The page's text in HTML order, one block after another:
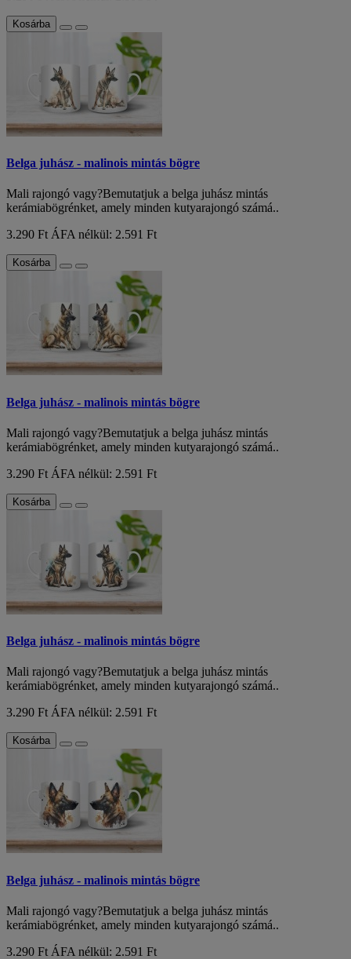
Kosárba
Belga juhász - malinois mintás bögre
Mali rajongó vagy?Bemutatjuk a belga juhász mintás
kerámiabögrénket, amely minden kutyarajongó számá..
3.290 Ft ÁFA nélkül: 2.591 Ft
Kosárba
Belga juhász - malinois mintás bögre
Mali rajongó vagy?Bemutatjuk a belga juhász mintás
kerámiabögrénket, amely minden kutyarajongó számá..
3.290 Ft ÁFA nélkül: 2.591 Ft
Kosárba
Belga juhász - malinois mintás bögre
Mali rajongó vagy?Bemutatjuk a belga juhász mintás
kerámiabögrénket, amely minden kutyarajongó számá..
3.290 FtÁFA nélkül: 2.591 Ft
Kosárba
Belga juhász - malinois mintás bögre
Mali rajongó vagy?Bemutatjuk a belga juhász mintás
kerámiabögrénket, amely minden kutyarajongó számá..
3.290 Ft ÁFA nélkül: 2.591 Ft